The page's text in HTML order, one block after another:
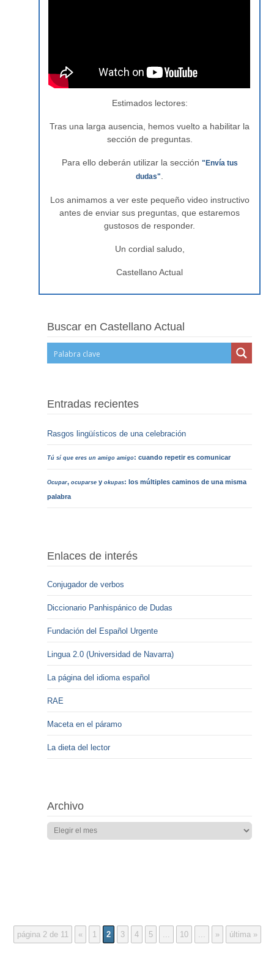
Estimados lectores:
Tras una larga ausencia, hemos vuelto a habilitar la
sección de preguntas.
Para ello deberán utilizar la sección "Envía tus
dudas"
Los animamos a ver este pequeño video instructivo
antes de enviar sus preguntas, que estaremos
gustosos de responder.
Un cordial saludo,
Castellano Actual
Buscar en Castellano Actual
Entradas recientes
Rasgos lingüísticos de una celebración
Tú sí que eres un amigo amigo: cuando repetir es comunicar
Ocupar,ocuparse yokupas: los múltiples caminos de una misma
palabra
Enlaces de interés
Conjugador de verbos
Diccionario Panhispánico de Dudas
Fundación del Español Urgente
Lingua 2.0 (Universidad de Navarra)
La página del idioma español
RAE
Maceta en el páramo
La dieta del lector
Archivo
página 2 de 11 « 1 2 3 4 5 ... 10 ... » última »